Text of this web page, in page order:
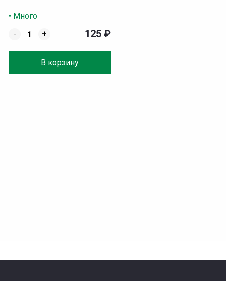
• Много
-
+
В корзину
125 ₽